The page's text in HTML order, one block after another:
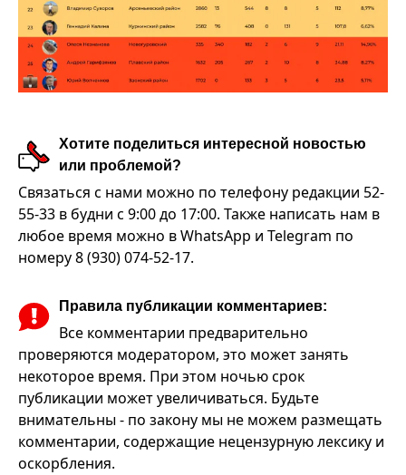
Хотите поделиться интересной новостью
или проблемой?
Связаться с нами можно по телефону редакции 52-
55-33 в будни с 9:00 до 17:00. Также написать нам в
любое время можно в WhatsApp и Telegram по
номеру 8 (930) 074-52-17.
Правила публикации комментариев:
Все комментарии предварительно
проверяются модератором, это может занять
некоторое время. При этом ночью срок
публикации может увеличиваться. Будьте
внимательны - по закону мы не можем размещать
комментарии, содержащие нецензурную лексику и
оскорбления.